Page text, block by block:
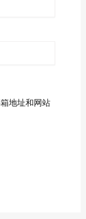
地址和网站